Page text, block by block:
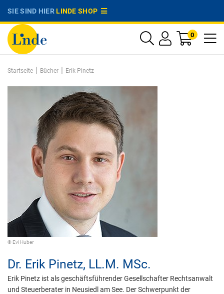
SIE SIND HIERLINDE SHOP
0
Startseite | Bücher | Erik Pinetz
© Evi Huber
Dr. Erik Pinetz, LL.M. MSc.
Erik Pinetz ist als geschäftsführender Gesellschafter Rechtsanwalt
und Steuerberater in Neusiedl am See. Der Schwerpunkt der